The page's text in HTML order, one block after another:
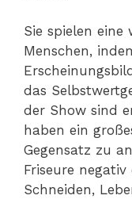
Sie spielen
Menschen,
das
der Show sind
haben ein
Gegensatz zu
Friseure negativ
Schneiden,